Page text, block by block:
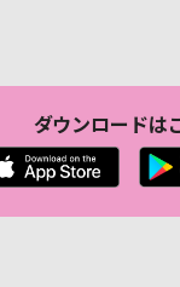
ダウンロードは